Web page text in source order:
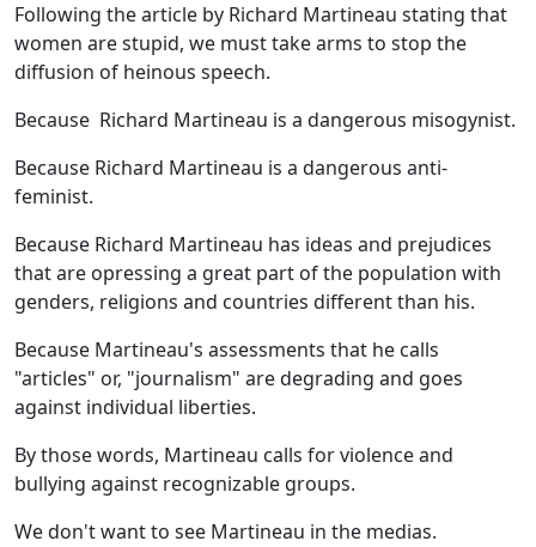
Following the article by Richard Martineau stating that
women are stupid, we must take arms to stop the
diffusion of heinous speech.
Because Richard Martineau is a dangerous misogynist.
Because Richard Martineau is a dangerous anti-
feminist.
Because Richard Martineau has ideas and prejudices
that are opressing a great part of the population with
genders, religions and countries different than his.
Because Martineau's assessments that he calls
"articles" or, "journalism" are degrading and goes
against individual liberties.
By those words, Martineau calls for violence and
bullying against recognizable groups.
We don't want to see Martineau in the medias.